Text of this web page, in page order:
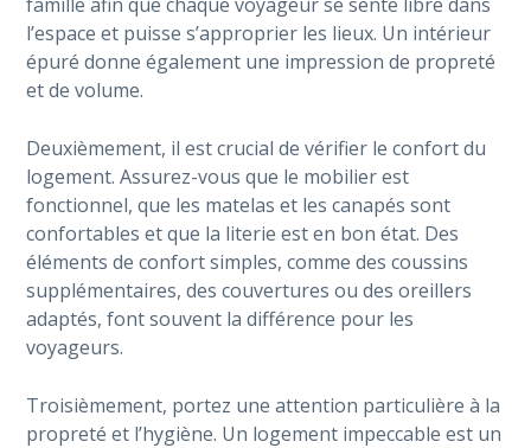
l’espace et puisse s’approprier les lieux. Un intérieur
épuré donne également une impression de propreté
et de volume.
Deuxièmement, il est crucial de vérifier le confort du
logement. Assurez-vous que le mobilier est
fonctionnel, que les matelas et les canapés sont
confortables et que la literie est en bon état. Des
éléments de confort simples, comme des coussins
supplémentaires, des couvertures ou des oreillers
adaptés, font souvent la différence pour les
voyageurs.
Troisièmement, portez une attention particulière à la
propreté et l’hygiène. Un logement impeccable est un